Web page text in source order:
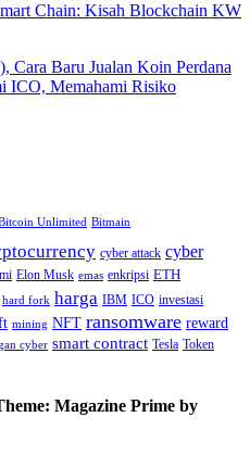
Chain: Kisah Blockchain KW
Baru Jualan Koin Perdana
ICO, Memahami Risiko
Unlimited Bitmain
cyber attack cyber
Elon Musk emas enkripsi ETH
hard fork harga IBM ICO investasi
mining NFT ransomware reward
cyber smart contract Tesla Token
Magazine Prime by